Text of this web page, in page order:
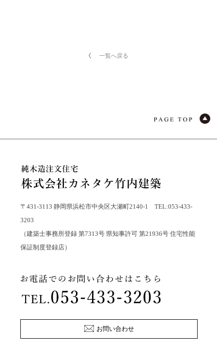
一覧へ戻る
〒431-3113 静岡県浜松市中央区大瀬町2140-1 TEL:053-433-
3203
（建築士事務所登録 第7313号 県知事許可 第21936号 住宅性能
保証制度登録店）
お問い合わせ